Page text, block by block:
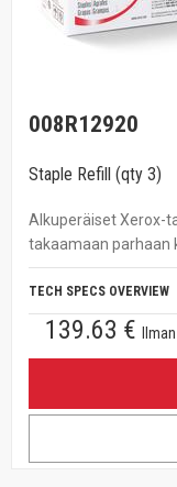
008R12920
Staple Refill (qty 3)
Alkuperäiset Xerox-
takaamaan parhaan
TECH SPECS OVERVIEW
139.63 €